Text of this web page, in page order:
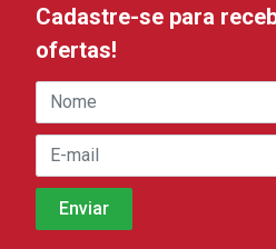
Cadastre-se para
ofertas!